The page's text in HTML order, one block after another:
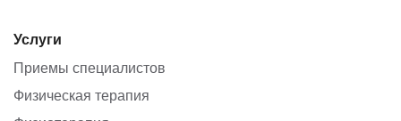
Услуги
Приемы специалистов
Физическая терапия